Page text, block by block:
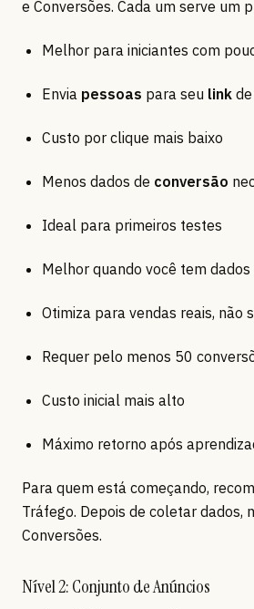
e Conversões. Cada um serve um
Melhor para iniciantes com
Envia pessoas para seu link
Custo por clique mais baixo
Menos dados de conversão
Ideal para primeiros testes
Melhor quando você tem dados
Otimiza para vendas reais, não
Requer pelo menos 50
Custo inicial mais alto
Máximo retorno após
Para quem está começando,
Tráfego. Depois de coletar dados,
Conversões.
Nível 2: Conjunto de Anúncios